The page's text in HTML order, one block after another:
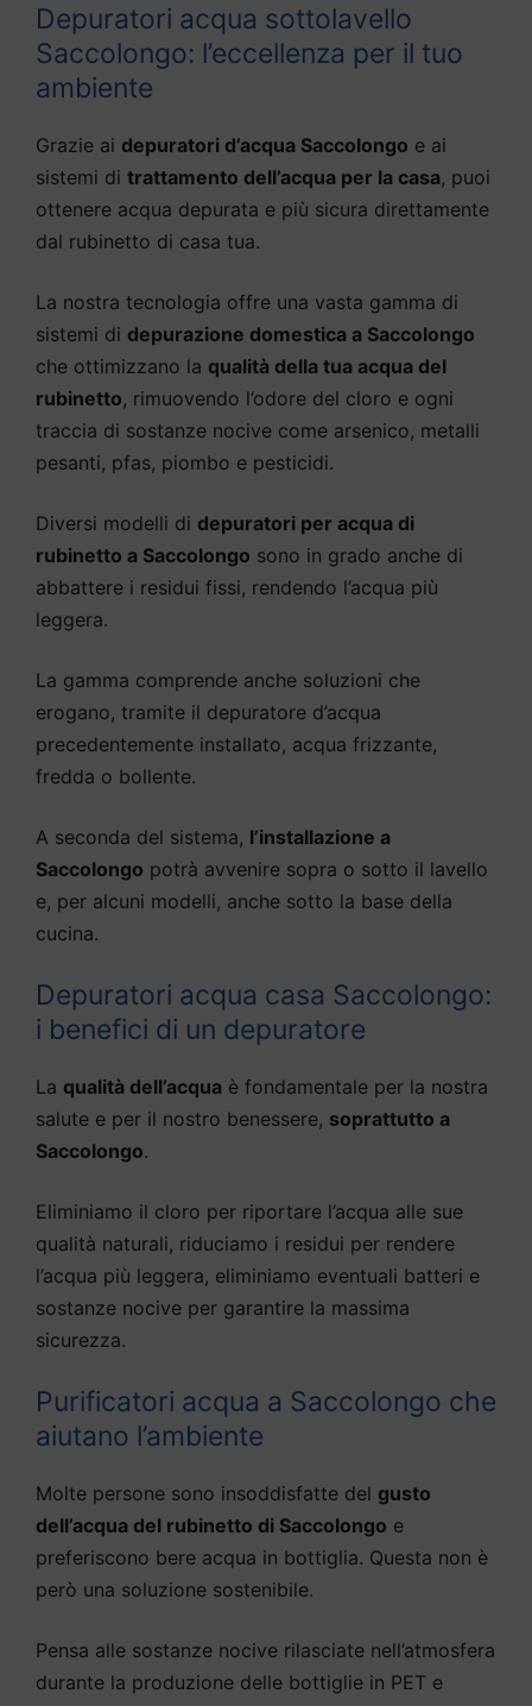
Depuratori acqua sottolavello
Saccolongo: l’eccellenza per il tuo
ambiente
Grazie ai depuratori d’acqua Saccolongo e ai
sistemi di trattamento dell’acqua per la casa, puoi
ottenere acqua depurata e più sicura direttamente
dal rubinetto di casa tua.
La nostra tecnologia offre una vasta gamma di
sistemi di depurazione domestica a Saccolongo
che ottimizzano la qualità della tua acqua del
rubinetto, rimuovendo l’odore del cloro e ogni
traccia di sostanze nocive come arsenico, metalli
pesanti, pfas, piombo e pesticidi.
Diversi modelli di depuratori per acqua di
rubinetto a Saccolongo sono in grado anche di
abbattere i residui fissi, rendendo l’acqua più
leggera.
La gamma comprende anche soluzioni che
erogano, tramite il depuratore d’acqua
precedentemente installato, acqua frizzante,
fredda o bollente.
A seconda del sistema, l’installazione a
Saccolongo potrà avvenire sopra o sotto il lavello
e, per alcuni modelli, anche sotto la base della
cucina.
Depuratori acqua casa Saccolongo:
i benefici di un depuratore
La qualità dell’acqua è fondamentale per la nostra
salute e per il nostro benessere, soprattutto a
Saccolongo.
Eliminiamo il cloro per riportare l’acqua alle sue
qualità naturali, riduciamo i residui per rendere
l’acqua più leggera, eliminiamo eventuali batteri e
sostanze nocive per garantire la massima
sicurezza.
Purificatori acqua a Saccolongo che
aiutano l’ambiente
Molte persone sono insoddisfatte del gusto
dell’acqua del rubinetto di Saccolongo e
preferiscono bere acqua in bottiglia. Questa non è
però una soluzione sostenibile.
Pensa alle sostanze nocive rilasciate nell’atmosfera
durante la produzione delle bottiglie in PET e